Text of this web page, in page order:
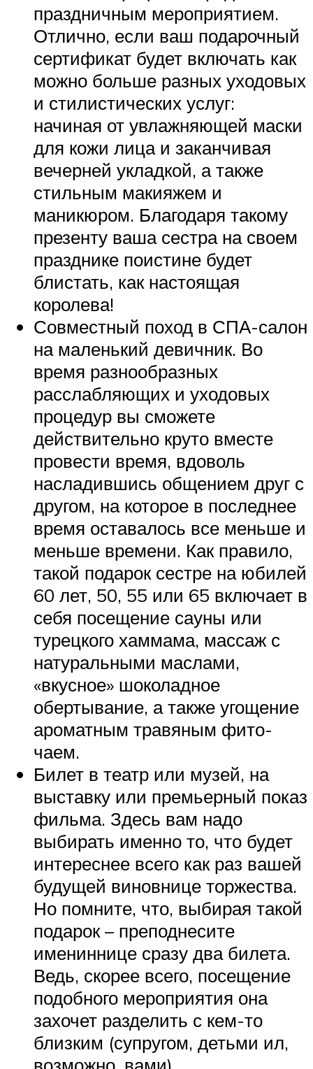
праздничным мероприятием.
Отлично, если ваш подарочный
сертификат будет включать как
можно больше разных уходовых
и стилистических услуг:
начиная от увлажняющей маски
для кожи лица и заканчивая
вечерней укладкой, а также
стильным макияжем и
маникюром. Благодаря такому
презенту ваша сестра на своем
празднике поистине будет
блистать, как настоящая
королева!
Совместный поход в СПА-салон
на маленький девичник. Во
время разнообразных
расслабляющих и уходовых
процедур вы сможете
действительно круто вместе
провести время, вдоволь
насладившись общением друг с
другом, на которое в последнее
время оставалось все меньше и
меньше времени. Как правило,
такой подарок сестре на юбилей
60 лет, 50, 55 или 65 включает в
себя посещение сауны или
турецкого хаммама, массаж с
натуральными маслами,
«вкусное» шоколадное
обертывание, а также угощение
ароматным травяным фито-
чаем.
Билет в театр или музей, на
выставку или премьерный показ
фильма. Здесь вам надо
выбирать именно то, что будет
интереснее всего как раз вашей
будущей виновнице торжества.
Но помните, что, выбирая такой
подарок – преподнесите
имениннице сразу два билета.
Ведь, скорее всего, посещение
подобного мероприятия она
захочет разделить с кем-то
близким (супругом, детьми ил,